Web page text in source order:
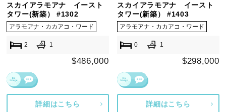
スカイアラモアナ イースト
タワー(新築） #1302
アラモアナ・カカアコ・ワード
2 1
$486,000
詳細はこちら
スカイアラモアナ イースト
タワー(新築） #1403
アラモアナ・カカアコ・ワード
0 1
$298,000
詳細はこちら